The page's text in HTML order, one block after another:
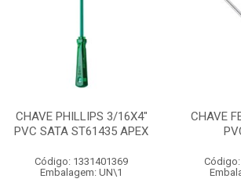
CHAVE PHILLIPS 3/16X4"
PVC SATA ST61435 APEX
Código: 1331401369
Embalagem: UN\1
CHAVE